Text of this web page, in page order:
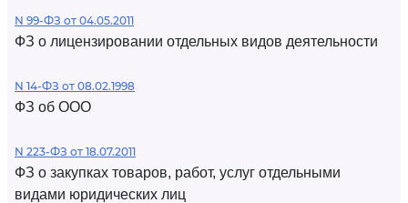
N 99-ФЗ от 04.05.2011
ФЗ о лицензировании отдельных видов деятельности
N 14-ФЗ от 08.02.1998
ФЗ об ООО
N 223-ФЗ от 18.07.2011
ФЗ о закупках товаров, работ, услуг отдельными
видами юридических лиц